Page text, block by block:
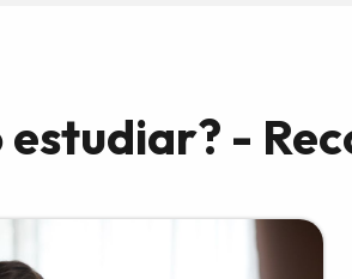
estudiar? -